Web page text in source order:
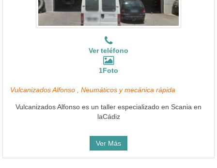
Ver teléfono
1Foto
Vulcanizados Alfonso , Neumáticos y mecánica rápida
Vulcanizados Alfonso es un taller especializado en Scania en
laCádiz
Ver Más